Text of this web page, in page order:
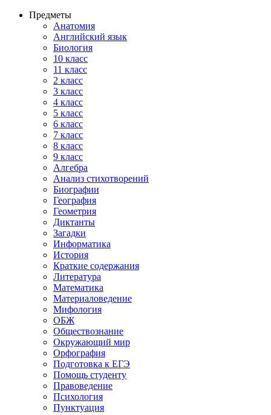
Предметы
Анатомия
Английский язык
Биология
10 класс
11 класс
2 класс
3 класс
4 класс
5 класс
6 класс
7 класс
8 класс
9 класс
Алгебра
Анализ стихотворений
Биографии
География
Геометрия
Диктанты
Загадки
Информатика
История
Краткие содержания
Литература
Математика
Материаловедение
Мифология
ОБЖ
Обществознание
Окружающий мир
Орфография
Подготовка к ЕГЭ
Помощь студенту
Правоведение
Психология
Пунктуация